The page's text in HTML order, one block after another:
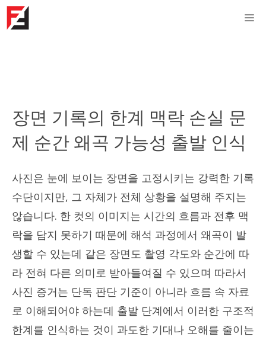
Skip
to
장면 기록의 한계 맥락 손실 문
제 순간 왜곡 가능성 출발 인식
사진은 눈에 보이는 장면을 고정시키는 강력한 기록
수단이지만, 그 자체가 전체 상황을 설명해 주지는
않습니다. 한 컷의 이미지는 시간의 흐름과 전후 맥
락을 담지 못하기 때문에 해석 과정에서 왜곡이 발
생할 수 있는데 같은 장면도 촬영 각도와 순간에 따
라 전혀 다른 의미로 받아들여질 수 있으며 따라서
사진 증거는 단독 판단 기준이 아니라 흐름 속 자료
로 이해되어야 하는데 출발 단계에서 이러한 구조적
한계를 인식하는 것이 과도한 기대나 오해를 줄이는